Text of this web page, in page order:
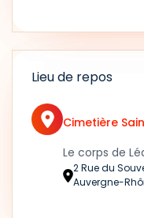
Lieu de repos
Cimetière
Le corps de
2 Rue du
Auvergne-